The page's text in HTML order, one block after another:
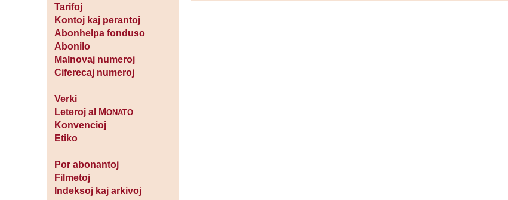
Tarifoj
Kontoj kaj perantoj
Abonhelpa fonduso
Abonilo
Malnovaj numeroj
Ciferecaj numeroj
Verki
Leteroj al MONATO
Konvencioj
Etiko
Por abonantoj
Filmetoj
Indeksoj kaj arkivoj